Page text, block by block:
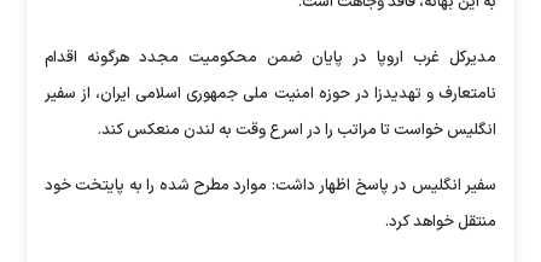
مدیرکل غرب اروپا در پایان ضمن محکومیت مجدد هرگونه اقدام
نامتعارف و تهدیدزا در حوزه امنیت ملی جمهوری اسلامی ایران، از سفیر
انگلیس خواست تا مراتب را در اسرع وقت به لندن منعکس کند.
سفیر انگلیس در پاسخ اظهار داشت: موارد مطرح شده را به پایتخت خود
منتقل خواهد کرد.